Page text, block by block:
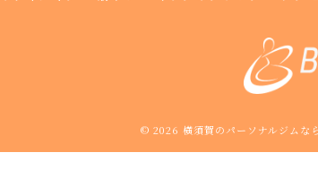
© 2026 横須賀のパーソナルジム